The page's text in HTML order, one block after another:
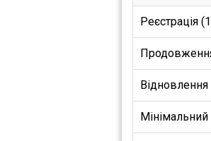
Реєстрація
Відновлення
Мінімальний